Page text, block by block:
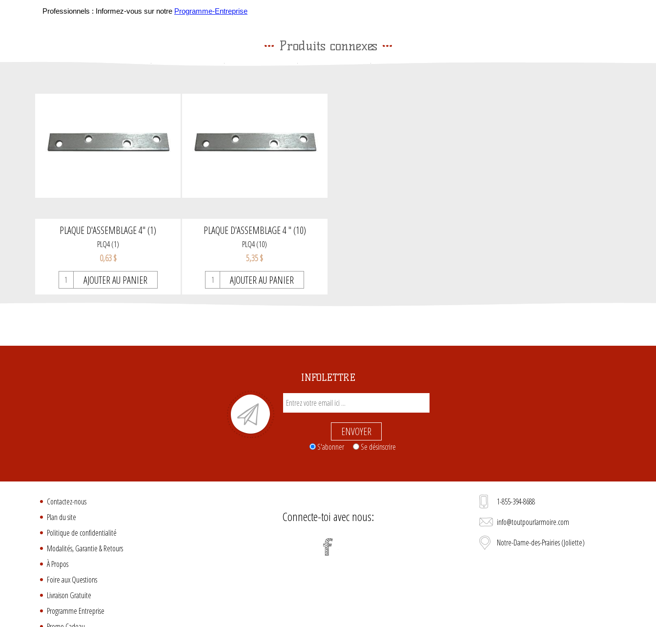
Professionnels : Informez-vous sur notre Programme-Entreprise
Produits connexes
PLAQUE D'ASSEMBLAGE 4" (1)
PLQ4 (1)
0,63 $
AJOUTER AU PANIER
PLAQUE D'ASSEMBLAGE 4 " (10)
PLQ4 (10)
5,35 $
AJOUTER AU PANIER
INFOLETTRE
ENVOYER
S'abonner Se désinscrire
Contactez-nous
Plan du site
Politique de confidentialité
Modalités, Garantie & Retours
À Propos
Foire aux Questions
Livraison Gratuite
Programme Entreprise
Connecte-toi avec nous:
1-855-394-8688
info@toutpourlarmoire.com
Notre-Dame-des-Prairies (Joliette)